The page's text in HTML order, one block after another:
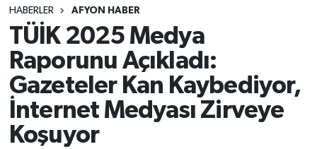
HABERLER AFYON HABER
TÜİK 2025 Medya
Raporunu Açıkladı:
Gazeteler Kan Kaybediyor,
İnternet Medyası Zirveye
Koşuyor
Eğitim
Sağlık
Teknoloji
Kültür - Sanat
Tüm Manşetler
Son Dakika Haberleri
Haber Arşivi